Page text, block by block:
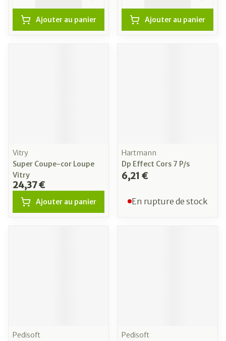
Ajouter au panier Ajouter au panier
Vitry
Super Coupe-cor Loupe
Vitry
24,37 €
Ajouter au panier
Hartmann
Dp Effect Cors 7 P/s
6,21 €
En rupture de stock
Pedisoft
Pedisoft